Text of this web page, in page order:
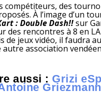
compétiteurs, des
À l’image d’un
: Double Dash!!sur
des rencontres à 8 en
de jeux vidéo, il faudra
autre association
aussi : Grizi